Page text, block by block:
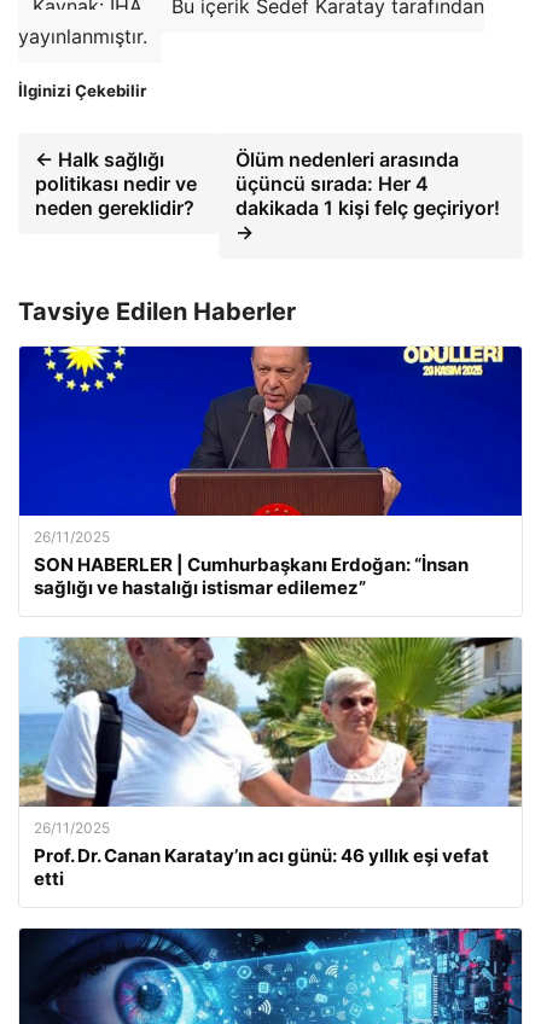
Kaynak: İHA
Bu içerik Sedef Karatay tarafından
yayınlanmıştır.
İlginizi Çekebilir
← Halk sağlığı
politikası nedir ve
neden gereklidir?
Ölüm nedenleri arasında
üçüncü sırada: Her 4
dakikada 1 kişi felç geçiriyor!
→
Tavsiye Edilen Haberler
26/11/2025
SON HABERLER | Cumhurbaşkanı Erdoğan: “İnsan
sağlığı ve hastalığı istismar edilemez”
26/11/2025
Prof. Dr. Canan Karatay’ın acı günü: 46 yıllık eşi vefat
etti